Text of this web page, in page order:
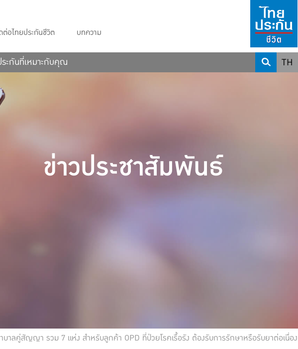
ต่อไทยประกันชีวิต บทความ
ะกันที่เหมาะกับคุณ TH
ข่าวประชาสัมพันธ์
าลคู่สัญญา รวม 7 แห่ง สำหรับลูกค้า OPD ที่ป่วยโรคเรื้อรัง ต้องรับการรักษาหรือรับยาต่อเนื่อง